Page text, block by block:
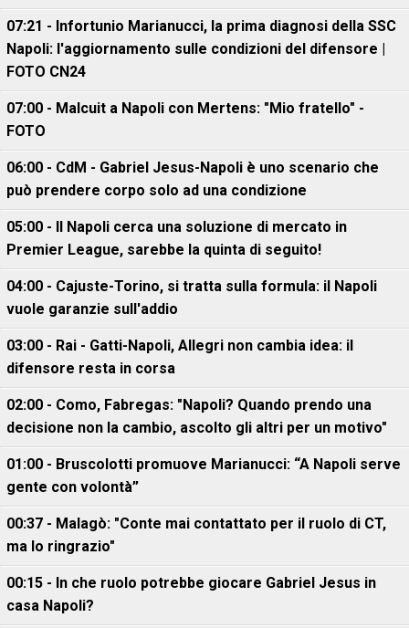
07:21 - Infortunio Marianucci, la prima diagnosi della SSC
Napoli: l'aggiornamento sulle condizioni del difensore |
FOTO CN24
07:00 - Malcuit a Napoli con Mertens: "Mio fratello" -
FOTO
06:00 - CdM - Gabriel Jesus-Napoli è uno scenario che
può prendere corpo solo ad una condizione
05:00 - Il Napoli cerca una soluzione di mercato in
Premier League, sarebbe la quinta di seguito!
04:00 - Cajuste-Torino, si tratta sulla formula: il Napoli
vuole garanzie sull'addio
03:00 - Rai - Gatti-Napoli, Allegri non cambia idea: il
difensore resta in corsa
02:00 - Como, Fabregas: "Napoli? Quando prendo una
decisione non la cambio, ascolto gli altri per un motivo"
01:00 - Bruscolotti promuove Marianucci: “A Napoli serve
gente con volontà”
00:37 - Malagò: "Conte mai contattato per il ruolo di CT,
ma lo ringrazio"
00:15 - In che ruolo potrebbe giocare Gabriel Jesus in
casa Napoli?